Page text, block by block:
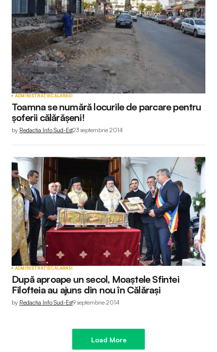
ADMINISTRAȚIECALARASI
Toamna se numără locurile de parcare pentru
șoferii călărășeni!
by Redactia Info Sud-Est23 septembrie 2014
ADMINISTRAȚIECALARASI
După aproape un secol, Moaștele Sfintei
Filofteia au ajuns din nou în Călărași
by Redactia Info Sud-Est9 septembrie 2014
Load More